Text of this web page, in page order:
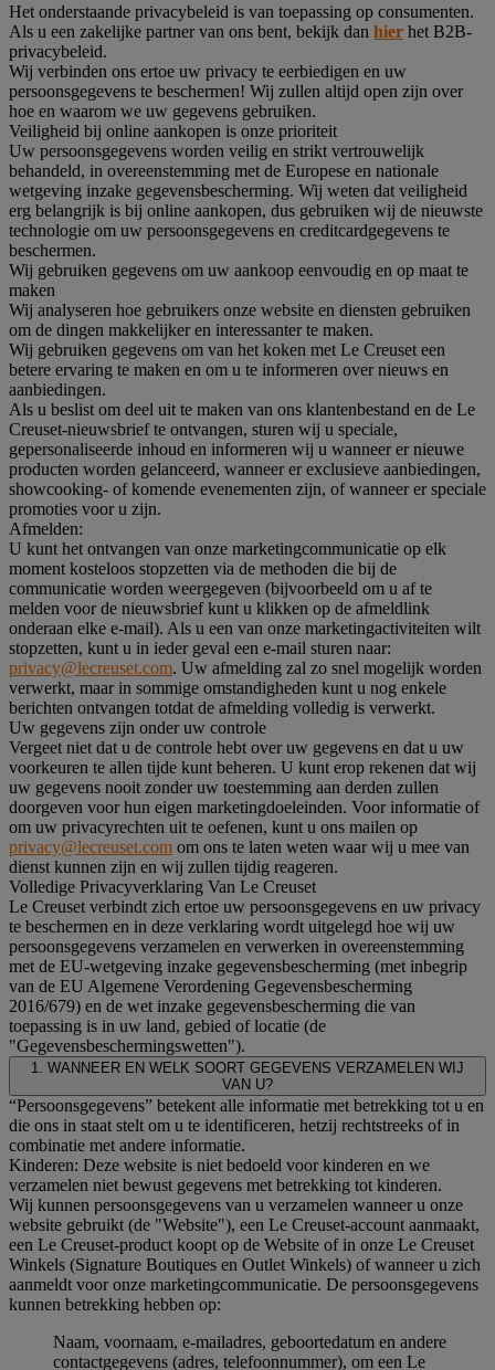
Het onderstaande privacybeleid is van toepassing op consumenten.
Als u een zakelijke partner van ons bent, bekijk dan hier het B2B-
privacybeleid.
Wij verbinden ons ertoe uw privacy te eerbiedigen en uw
persoonsgegevens te beschermen! Wij zullen altijd open zijn over
hoe en waarom we uw gegevens gebruiken.
Veiligheid bij online aankopen is onze prioriteit
Uw persoonsgegevens worden veilig en strikt vertrouwelijk
behandeld, in overeenstemming met de Europese en nationale
wetgeving inzake gegevensbescherming. Wij weten dat veiligheid
erg belangrijk is bij online aankopen, dus gebruiken wij de nieuwste
technologie om uw persoonsgegevens en creditcardgegevens te
beschermen.
Wij gebruiken gegevens om uw aankoop eenvoudig en op maat te
maken
Wij analyseren hoe gebruikers onze website en diensten gebruiken
om de dingen makkelijker en interessanter te maken.
Wij gebruiken gegevens om van het koken met Le Creuset een
betere ervaring te maken en om u te informeren over nieuws en
aanbiedingen.
Als u beslist om deel uit te maken van ons klantenbestand en de Le
Creuset-nieuwsbrief te ontvangen, sturen wij u speciale,
gepersonaliseerde inhoud en informeren wij u wanneer er nieuwe
producten worden gelanceerd, wanneer er exclusieve aanbiedingen,
showcooking- of komende evenementen zijn, of wanneer er speciale
promoties voor u zijn.
Afmelden:
U kunt het ontvangen van onze marketingcommunicatie op elk
moment kosteloos stopzetten via de methoden die bij de
communicatie worden weergegeven (bijvoorbeeld om u af te
melden voor de nieuwsbrief kunt u klikken op de afmeldlink
onderaan elke e-mail). Als u een van onze marketingactiviteiten wilt
stopzetten, kunt u in ieder geval een e-mail sturen naar:
privacy@lecreuset.com. Uw afmelding zal zo snel mogelijk worden
verwerkt, maar in sommige omstandigheden kunt u nog enkele
berichten ontvangen totdat de afmelding volledig is verwerkt.
Uw gegevens zijn onder uw controle
Vergeet niet dat u de controle hebt over uw gegevens en dat u uw
voorkeuren te allen tijde kunt beheren. U kunt erop rekenen dat wij
uw gegevens nooit zonder uw toestemming aan derden zullen
doorgeven voor hun eigen marketingdoeleinden. Voor informatie of
om uw privacyrechten uit te oefenen, kunt u ons mailen op
privacy@lecreuset.com om ons te laten weten waar wij u mee van
dienst kunnen zijn en wij zullen tijdig reageren.
Volledige Privacyverklaring Van Le Creuset
Le Creuset verbindt zich ertoe uw persoonsgegevens en uw privacy
te beschermen en in deze verklaring wordt uitgelegd hoe wij uw
persoonsgegevens verzamelen en verwerken in overeenstemming
met de EU-wetgeving inzake gegevensbescherming (met inbegrip
van de EU Algemene Verordening Gegevensbescherming
2016/679) en de wet inzake gegevensbescherming die van
toepassing is in uw land, gebied of locatie (de
"Gegevensbeschermingswetten").
1. WANNEER EN WELK SOORT GEGEVENS VERZAMELEN WIJ
VAN U?
“Persoonsgegevens” betekent alle informatie met betrekking tot u en
die ons in staat stelt om u te identificeren, hetzij rechtstreeks of in
combinatie met andere informatie.
Kinderen: Deze website is niet bedoeld voor kinderen en we
verzamelen niet bewust gegevens met betrekking tot kinderen.
Wij kunnen persoonsgegevens van u verzamelen wanneer u onze
website gebruikt (de "Website"), een Le Creuset-account aanmaakt,
een Le Creuset-product koopt op de Website of in onze Le Creuset
Winkels (Signature Boutiques en Outlet Winkels) of wanneer u zich
aanmeldt voor onze marketingcommunicatie. De persoonsgegevens
kunnen betrekking hebben op:
Naam, voornaam, e-mailadres, geboortedatum en andere
contactgegevens (adres, telefoonnummer), om een Le